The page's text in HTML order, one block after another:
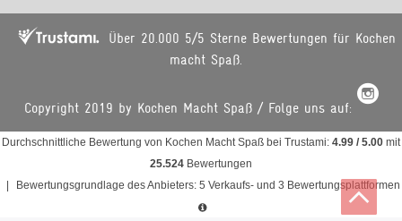
Über 20.000 5/5 Sterne Bewertungen für Kochen
macht Spaß.
Copyright 2019 by Kochen Macht Spaß / Folge uns auf:
Durchschnittliche Bewertung von Kochen Macht Spaß bei Trustami: 4.99 / 5.00 mit
25.524 Bewertungen
Bewertungsgrundlage des Anbieters: 5 Verkaufs- und 3 Bewertungsplattformen